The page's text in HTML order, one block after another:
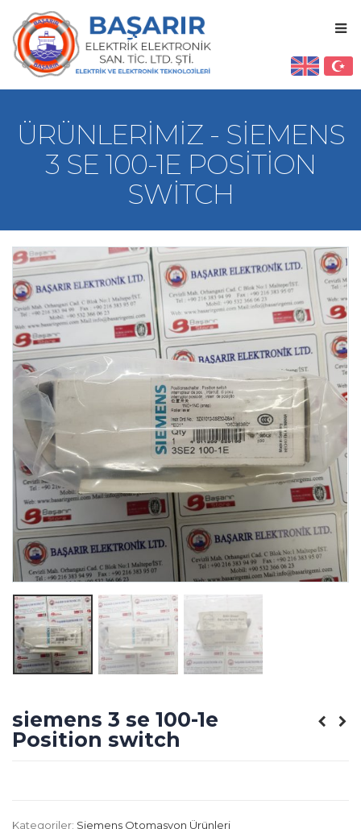
ÜRÜNLERIMIZ - SIEMENS
3 SE 100-1E POSITION
SWITCH
siemens 3 se 100-1e
Position switch
Kategoriler: Siemens Otomasyon Ürünleri